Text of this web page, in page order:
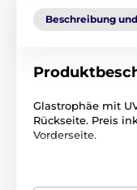
Beschreibung
Glastrophäe mit
Rückseite. Preis
Vorderseite.